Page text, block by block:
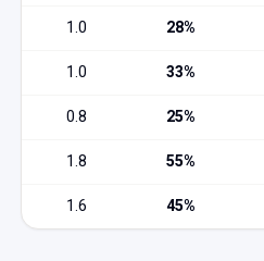
28%
1.0
33%
1.0
25%
0.8
55%
1.8
45%
1.6